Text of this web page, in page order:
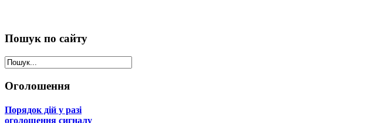
Пошук по сайту
Оголошення
Порядок дій у разі
оголошення сигналу